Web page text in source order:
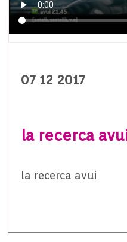
07 12 2017
la recerca
la recerca avui